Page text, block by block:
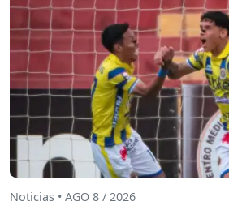
Noticias • AGO 8 / 2026